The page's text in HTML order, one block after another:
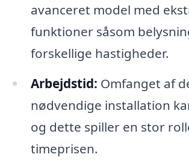
avanceret model med
funktioner såsom
forskellige hastigheder.
Arbejdstid: Omfanget af
nødvendige installation
og dette spiller en stor
timeprisen.